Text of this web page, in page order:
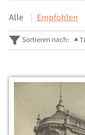
Alle Empfohlen
Sortieren nach: